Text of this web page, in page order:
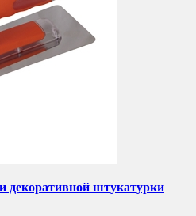
декоративной штукатурки